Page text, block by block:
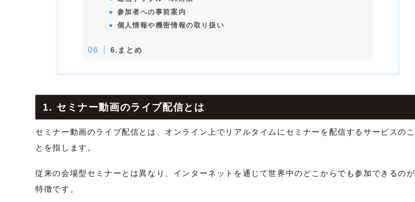
参加者への事前案内
個人情報や機密情報の取り扱い
6.まとめ
1. セミナー動画のライブ配信とは
セミナー動画のライブ配信とは、オンライン上でリアルタイムにセミナーを配信するサービスのこ
とを指します。
従来の会場型セミナーとは異なり、インターネットを通じて世界中のどこからでも参加できるのが
特徴です。